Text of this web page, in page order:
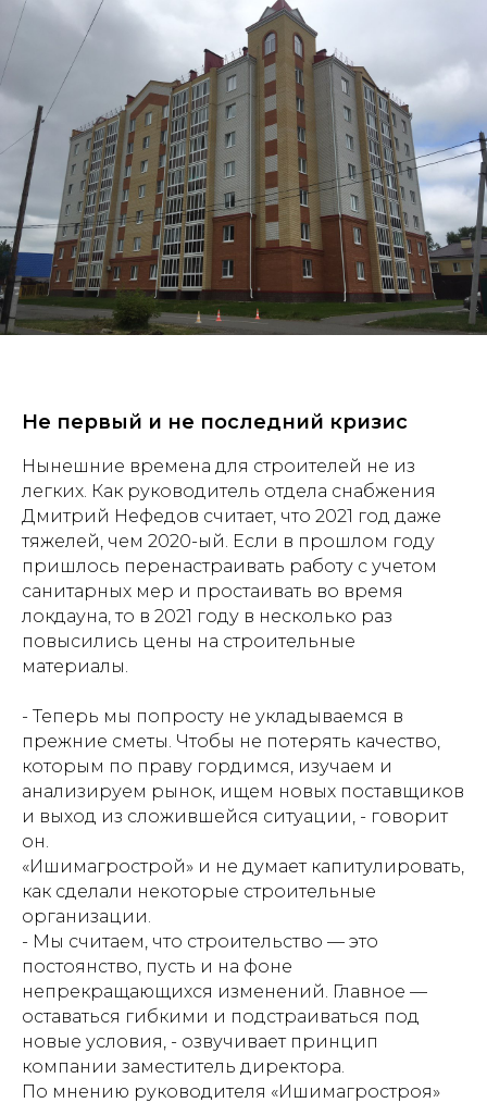
Не первый и не последний кризис
Нынешние времена для строителей не из
легких. Как руководитель отдела снабжения
Дмитрий Нефедов считает, что 2021 год даже
тяжелей, чем 2020-ый. Если в прошлом году
пришлось перенастраивать работу с учетом
санитарных мер и простаивать во время
локдауна, то в 2021 году в несколько раз
повысились цены на строительные
материалы.
- Теперь мы попросту не укладываемся в
прежние сметы. Чтобы не потерять качество,
которым по праву гордимся, изучаем и
анализируем рынок, ищем новых поставщиков
и выход из сложившейся ситуации, - говорит
он.
«Ишимагрострой» и не думает капитулировать,
как сделали некоторые строительные
организации.
- Мы считаем, что строительство — это
постоянство, пусть и на фоне
непрекращающихся изменений. Главное —
оставаться гибкими и подстраиваться под
новые условия, - озвучивает принцип
компании заместитель директора.
По мнению руководителя «Ишимагростроя»